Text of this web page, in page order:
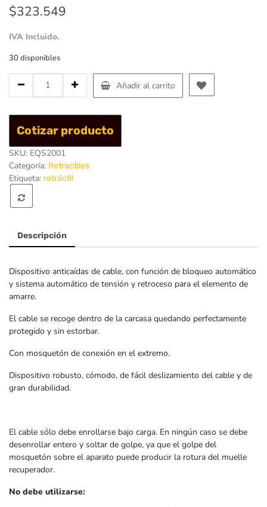
$323.549
IVA Incluido.
30 disponibles
Cable
Acero
Añadir al carrito
Cotizar producto
SKU: EQS2001
Categoría: Retractiles
Etiqueta: retráctil
Descripción
Dispositivo anticaídas de cable, con función de bloqueo automático
y sistema automático de tensión y retroceso para el elemento de
amarre.
El cable se recoge dentro de la carcasa quedando perfectamente
protegido y sin estorbar.
Con mosquetón de conexión en el extremo.
Dispositivo robusto, cómodo, de fácil deslizamiento del cable y de
gran durabilidad.
El cable sólo debe enrollarse bajo carga. En ningún caso se debe
desenrollar entero y soltar de golpe, ya que el golpe del
mosquetón sobre el aparato puede producir la rotura del muelle
recuperador.
No debe utilizarse: